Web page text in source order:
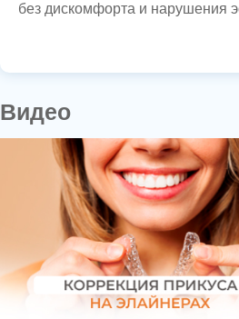
без дискомфорта и нарушения
Видео